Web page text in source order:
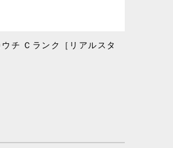
チ Ｃランク［リアルスタ